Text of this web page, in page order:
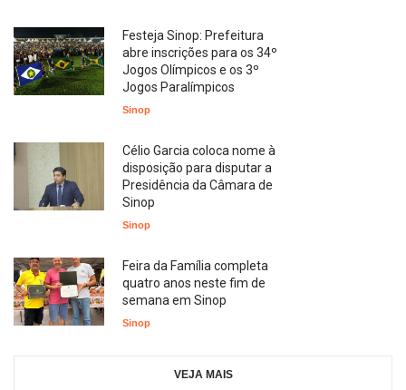
Festeja Sinop: Prefeitura
abre inscrições para os 34º
Jogos Olímpicos e os 3º
Jogos Paralímpicos
Sinop
Célio Garcia coloca nome à
disposição para disputar a
Presidência da Câmara de
Sinop
Sinop
Feira da Família completa
quatro anos neste fim de
semana em Sinop
Sinop
VEJA MAIS